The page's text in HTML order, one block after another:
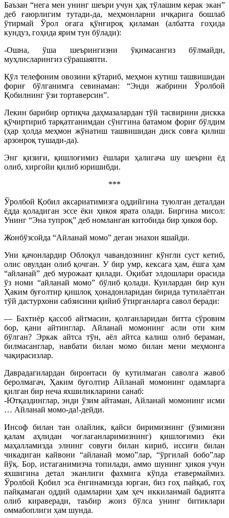
Баъзан “нега мен унинг шеъри учун ҳақ тўлашим керак экан”
деб ғаюрлигим тутади-да, меҳмонларни ичқарига бошлаб
ўтирмай Ўрол оғага қўнғироқ қиламан (албатта гоҳида
кундуз, гоҳида ярим тун бўлади):
-Ошна, ўша шеърингизни ўқимасангиз бўлмайди,
муҳлисларингиз сўрашаяпти.
Қўл телефоним овозини кўтариб, меҳмон кутиш ташвишидан
фориғ бўлганимга севинаман: “Энди жабрини Ўролбой
Қобилнинг ўзи тортаверсин”.
Лекин барибир ортиқча даҳмазалардан тўй тасвирини дискка
қўчиртириб тарқатганимдан сўнггина батамом фориғ бўлдим
(ҳар ҳолда меҳмон жўнатиш ташвишидан диск совға қилиш
арзонроқ тушади-да).
Энг қизиғи, қишлоғимиз ёшлари ҳалигача шу шеърни ёд
олиб, хиргойи қилиб юришибди.
***
Ўролбой Қобил аксариатимизга оддийгина туюлган деталдан
ёдда қоладиган эссе ёки ҳикоя ярата олади. Биргина мисол:
Унинг “Эна тупроқ” деб номланган китобида бир ҳикоя бор.
Жонбўзсойда “Айланай момо” деган энахон яшайди.
Уни қачонлардир Облоқул чавандознинг кўнгли суст кетиб,
олис овулдан олиб қочган. У бир умр, кексага ҳам, ёшга ҳам
“айланай” деб мурожаат қилади. Оқибат элдошлари орасида
ўз номи “айланай момо” бўлиб қолади. Кунлардан бир кун
Ҳаким буғолтир қишлоқ ҳонадонларидан бирида тутилаётган
тўй дастурхони сабзисини қийиб ўтирганларга савол беради:
— Бахтиёр қассоб айтмасин, қолганларидан битта сўровим
бор, қани айтинглар. Айланай момонинг асли оти ким
бўлган? Эркак айтса тўн, аёл айтса калиш олиб бераман,
билмасанглар, навбати билан момо билан мени меҳмонга
чақирасизлар.
Даврадагилардан биронтаси бу кутилмаган саволга жавоб
беролмагач, Ҳаким буғолтир Айланай момонинг одамларга
қилган бир неча яхшиликларини санаб:
-Ютқаздинглар, энди ўзим айтаман, Айланай момонинг исми
… Айланай момо-да!-дейди.
Инсоф билан тан олайлик, қайси биримизнинг (ўзимизни
қалам аҳлидан чоғлаганларимизнинг) қишлоғимиз ёки
маҳалламизда элнинг совуғи билан кириб, иссиғи билан
чикадиган кайвони “айланай момо”лар, “ўргилай бобо”лар
йўқ. Бор, истаганимизча топилади, аммо шунинг ҳикоя учун
яхшигина детал эканлиги фахмига кўпда етавермаймиз.
Ўролбой Қобил эса ёнгинамизда юрган, биз гоҳ пайқаб, гоҳ
пайқамаган оддий одамларни ҳам ҳеч иккиланмай бадиятга
олиб кираверади, таъбир жоиз бўлса унинг битиклари
оммабоплиги ҳам шунда.